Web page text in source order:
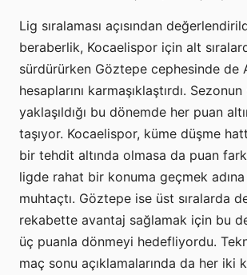
Lig sıralaması açısından
beraberlik, Kocaelispor için alt
sürdürürken Göztepe cephesinde de
hesaplarını karmaşıklaştırdı.
yaklaşıldığı bu dönemde her puan
taşıyor. Kocaelispor, küme düşme
bir tehdit altında olmasa da puan
ligde rahat bir konuma geçmek
muhtaçtı. Göztepe ise üst sıralarda
rekabette avantaj sağlamak için bu
üç puanla dönmeyi hedefliyordu.
maç sonu açıklamalarında da her iki